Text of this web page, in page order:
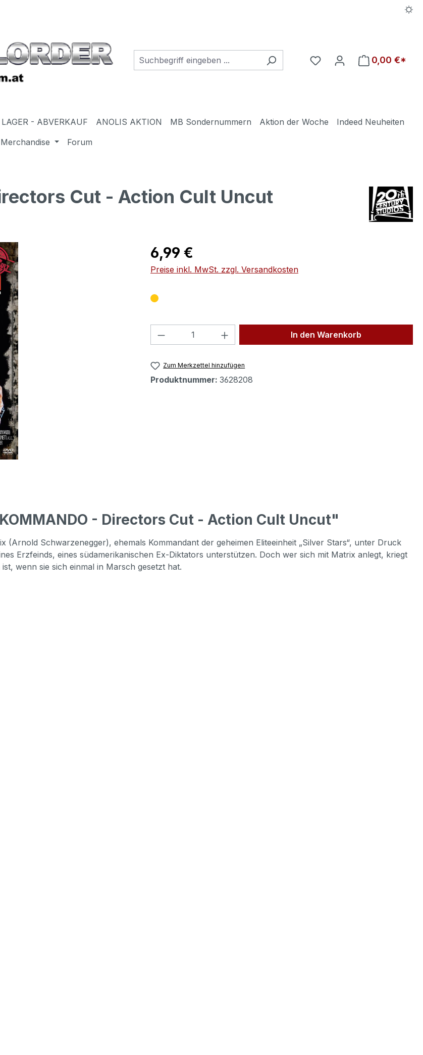
Du hast 0 Produkte auf
0,00 €*
LAGER - ABVERKAUF ANOLIS AKTION MB Sondernummern Aktion der Woche
Indeed Neuheiten
Merchandise Forum
Cut - Action Cult Uncut
Regulärer Preis:
6,99 €
Preise inkl. MwSt. zzgl. Versandkosten
Produkt Anzahl: Gib den gewünschten Wert
In den Warenkorb
Zum Merkzettel hinzufügen
Produktnummer: 3628208
- Directors Cut - Action Cult Uncut"
Schwarzenegger), ehemals Kommandant der geheimen Eliteeinheit „Silver Stars“, unter Druck
Erzfeinds, eines südamerikanischen Ex-Diktators unterstützen. Doch wer sich mit Matrix anlegt, kriegt
wenn sie sich einmal in Marsch gesetzt hat.